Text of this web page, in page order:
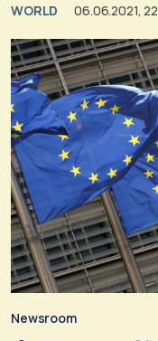
WORLD 06.06.2021,
Newsroom